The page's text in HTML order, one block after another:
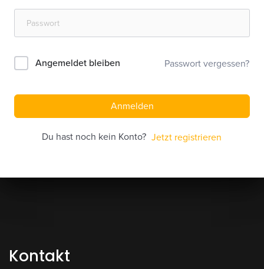
Angemeldet bleiben Passwort vergessen?
Anmelden
Du hast noch kein Konto? Jetzt registrieren
Kontakt